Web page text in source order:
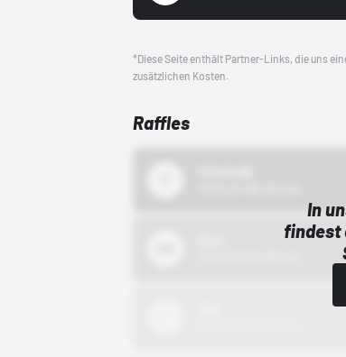
*Diese Seite enthält Partner-Links, die uns
zusätzlichen Kosten.
Raffles
In
findest